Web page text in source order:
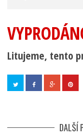
Litujeme, tento
DALŠÍ